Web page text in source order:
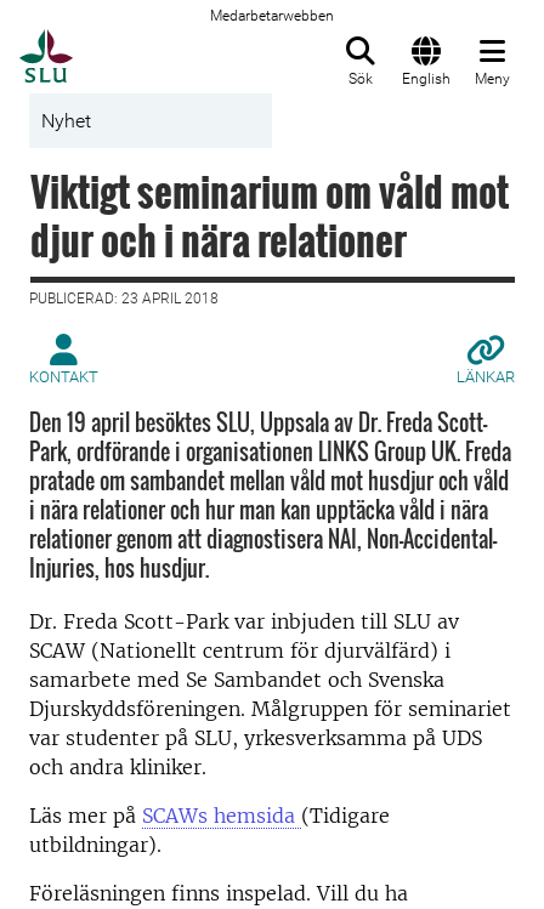
Medarbetarwebben
Sök English Meny
Nyhet
Viktigt seminarium om våld mot
djur och i nära relationer
PUBLICERAD: 23 APRIL 2018
KONTAKT LÄNKAR
Den 19 april besöktes SLU, Uppsala av Dr. Freda Scott-
Park, ordförande i organisationen LINKS Group UK. Freda
pratade om sambandet mellan våld mot husdjur och våld
i nära relationer och hur man kan upptäcka våld i nära
relationer genom att diagnostisera NAI, Non-Accidental-
Injuries, hos husdjur.
Dr. Freda Scott-Park var inbjuden till SLU av
SCAW (Nationellt centrum för djurvälfärd) i
samarbete med Se Sambandet och Svenska
Djurskyddsföreningen. Målgruppen för seminariet
var studenter på SLU, yrkesverksamma på UDS
och andra kliniker.
Läs mer på SCAWs hemsida (Tidigare
utbildningar).
Föreläsningen finns inspelad. Vill du ha